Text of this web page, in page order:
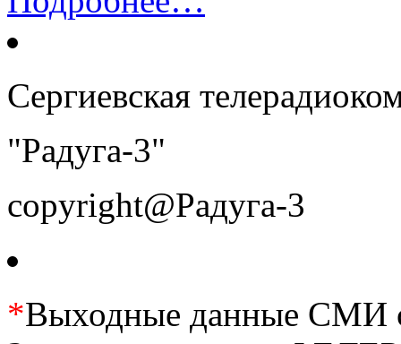
Сергиевская
"Радуга-3"
copyright@Радуга-3
*Выходные данные СМИ